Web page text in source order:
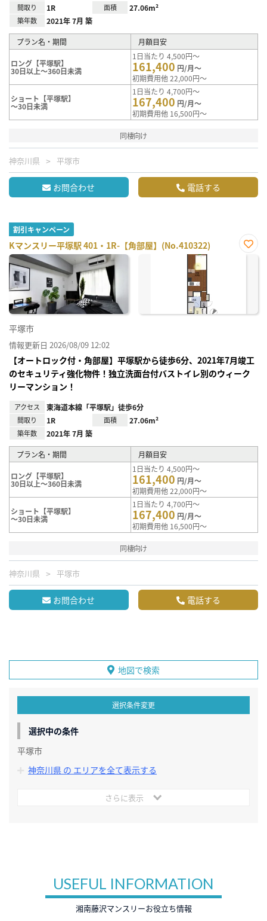
間取り 1R 面積 27.06m²
築年数 2021年 7月 築
プラン名・期間 月額目安
ロング【平塚駅】
30日以上～360日未満
1日当たり 4,500円～
161,400 円/月～
初期費用他 22,000円～
ショート【平塚駅】
～30日未満
1日当たり 4,700円～
167,400 円/月～
初期費用他 16,500円～
同棲向け
神奈川県 平塚市
お問合わせ 電話する
割引キャンペーン
Kマンスリー平塚駅 401・1R-【角部屋】(No.410322)
お気
平塚市
情報更新日 2026/08/09 12:02
【オートロック付・角部屋】平塚駅から徒歩6分、2021年7月竣工
のセキュリティ強化物件！独立洗面台付バストイレ別のウィーク
リーマンション！
アクセス 東海道本線「平塚駅」徒歩6分
間取り 1R 面積 27.06m²
築年数 2021年 7月 築
プラン名・期間 月額目安
ロング【平塚駅】
30日以上～360日未満
1日当たり 4,500円～
161,400 円/月～
初期費用他 22,000円～
ショート【平塚駅】
～30日未満
1日当たり 4,700円～
167,400 円/月～
初期費用他 16,500円～
同棲向け
神奈川県 平塚市
お問合わせ 電話する
地図で検索
選択条件変更
選択中の条件
平塚市
神奈川県 の エリアを全て表示する
さらに表示
USEFUL INFORMATION
湘南藤沢マンスリーお役立ち情報